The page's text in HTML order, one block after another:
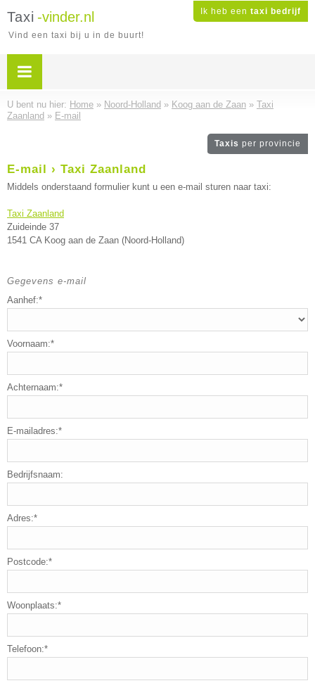
Ik heb een taxi bedrijf
Taxi -vinder.nl
Vind een taxi bij u in de buurt!
U bent nu hier: Home » Noord-Holland » Koog aan de Zaan » Taxi
Zaanland » E-mail
Taxis per provincie
E-mail › Taxi Zaanland
Middels onderstaand formulier kunt u een e-mail sturen naar taxi:
Taxi Zaanland
Zuideinde 37
1541 CA Koog aan de Zaan (Noord-Holland)
Gegevens e-mail
Aanhef:*
Voornaam:*
Achternaam:*
E-mailadres:*
Bedrijfsnaam:
Adres:*
Postcode:*
Woonplaats:*
Telefoon:*